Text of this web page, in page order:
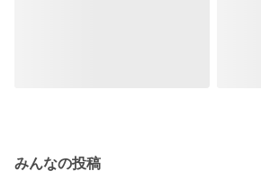
みんなの投稿